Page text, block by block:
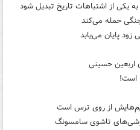
یکی از اشتباهات تاریخ تبدیل شود
پایان می‌یابد
اربعین حسینی
است!
از روی ترس است
تاشوی سامسونگ